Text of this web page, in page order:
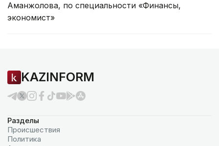
Аманжолова, по специальности «Финансы,
экономист»
KAZINFORM
Разделы
Происшествия
Политика